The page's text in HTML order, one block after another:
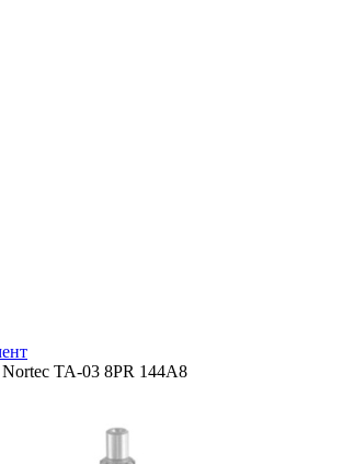
TA-03 8PR 144A8